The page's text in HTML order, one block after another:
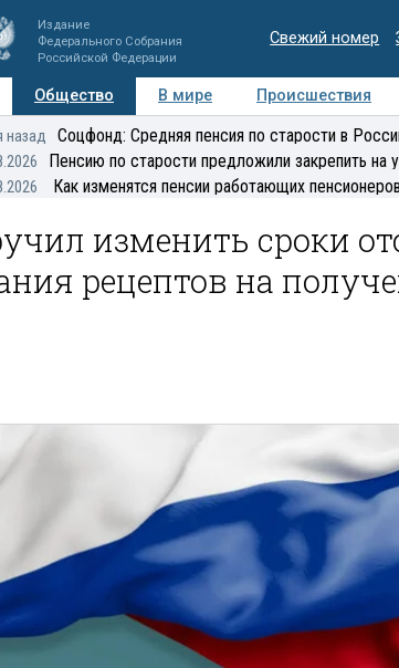
Издание
Федерального Собрания
Российской Федерации
Свежий номер
Общество В мире Происшествия
Мнения Регионы Медиацентр
назад Соцфонд: Средняя пенсия по старости в
Пенсию по старости предложили закрепить на
Как изменятся пенсии работающих
изменить сроки
рецептов на